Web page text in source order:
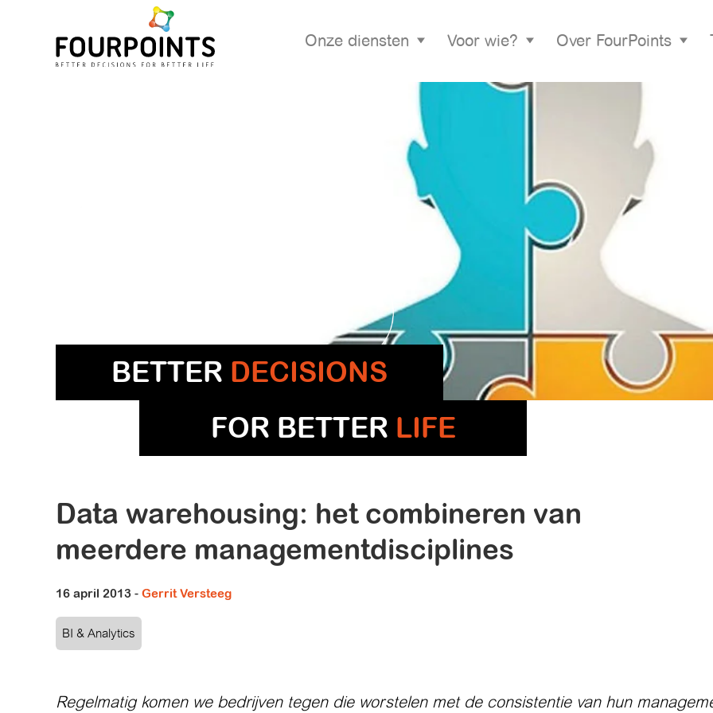
Onze diensten Voor wie? Over FourPoints
BETTER DECISIONS
FOR BETTER LIFE
Data warehousing: het combineren van
meerdere managementdisciplines
16 april 2013 - Gerrit Versteeg
BI & Analytics
Regelmatig komen we bedrijven tegen die worstelen met de consistentie van hun